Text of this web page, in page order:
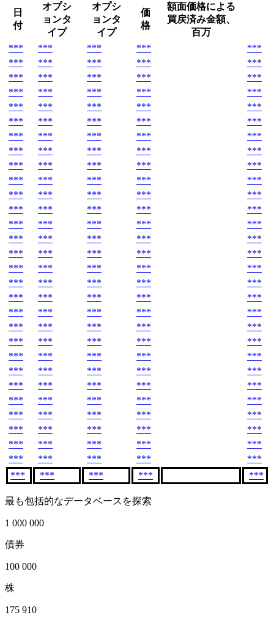
日
付
オプシ
ョンタ
イプ
オプシ
ョンタ
イプ
価
格
額面価格による
買戻済み金額、
百万
***
*** *** ***
***
***
*** *** ***
***
***
*** *** ***
***
***
*** *** ***
***
***
*** *** ***
***
***
*** *** ***
***
***
*** *** ***
***
***
*** *** ***
***
***
*** *** ***
***
***
*** *** ***
***
***
*** *** ***
***
***
*** *** ***
***
***
*** *** ***
***
***
*** *** ***
***
***
*** *** ***
***
***
*** *** ***
***
***
*** *** ***
***
***
*** *** ***
***
***
*** *** ***
***
***
*** *** ***
***
***
*** *** ***
***
***
*** *** ***
***
***
*** *** ***
***
***
*** *** ***
***
***
*** *** ***
***
***
*** *** ***
***
***
*** *** ***
***
***
*** *** ***
***
***
*** *** ***
***
***
*** *** *** ***
最も包括的なデータベースを探索
1 000 000
債券
100 000
株
175 910